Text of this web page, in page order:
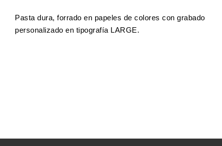
Pasta dura, forrado en papeles de colores con grabado
personalizado en tipografía LARGE.